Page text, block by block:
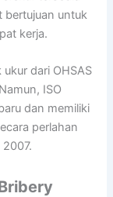
bertujuan untuk
kerja.
dari OHSAS
ISO
dan memiliki
perlahan